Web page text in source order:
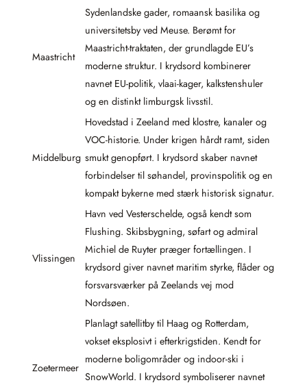
Maastricht
Sydenlandske gader, romaansk basilika og
universitetsby ved Meuse. Berømt for
Maastricht-traktaten, der grundlagde EU’s
moderne struktur. I krydsord kombinerer
navnet EU-politik, vlaai-kager, kalkstenshuler
og en distinkt limburgsk livsstil.
Middelburg
Hovedstad i Zeeland med klostre, kanaler og
VOC-historie. Under krigen hårdt ramt, siden
smukt genopført. I krydsord skaber navnet
forbindelser til søhandel, provinspolitik og en
kompakt bykerne med stærk historisk signatur.
Vlissingen
Havn ved Vesterschelde, også kendt som
Flushing. Skibsbygning, søfart og admiral
Michiel de Ruyter præger fortællingen. I
krydsord giver navnet maritim styrke, flåder og
forsvarsværker på Zeelands vej mod
Nordsøen.
Zoetermeer
Planlagt satellitby til Haag og Rotterdam,
vokset eksplosivt i efterkrigstiden. Kendt for
moderne boligområder og indoor-ski i
SnowWorld. I krydsord symboliserer navnet